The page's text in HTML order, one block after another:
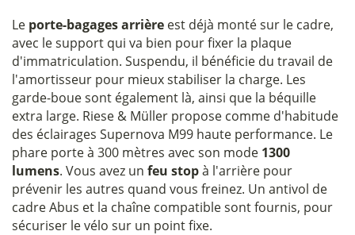
Le porte-bagages arrière est déjà monté sur le cadre,
avec le support qui va bien pour fixer la plaque
d'immatriculation. Suspendu, il bénéficie du travail de
l'amortisseur pour mieux stabiliser la charge. Les
garde-boue sont également là, ainsi que la béquille
extra large. Riese & Müller propose comme d'habitude
des éclairages Supernova M99 haute performance. Le
phare porte à 300 mètres avec son mode 1300
lumens. Vous avez un feu stopà l'arrière pour
prévenir les autres quand vous freinez. Un antivol de
cadre Abus et la chaîne compatible sont fournis, pour
sécuriser le vélo sur un point fixe.